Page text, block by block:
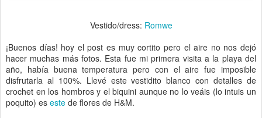
Vestido/dress: Romwe
¡Buenos días! hoy el post es muy cortito pero el aire no nos dejó
hacer muchas más fotos. Esta fue mi primera visita a la playa del
año, había buena temperatura pero con el aire fue imposible
disfrutarla al 100%. Llevé este vestidito blanco con detalles de
crochet en los hombros y el biquini aunque no lo veáis (lo intuis un
poquito) es este de flores de H&M.